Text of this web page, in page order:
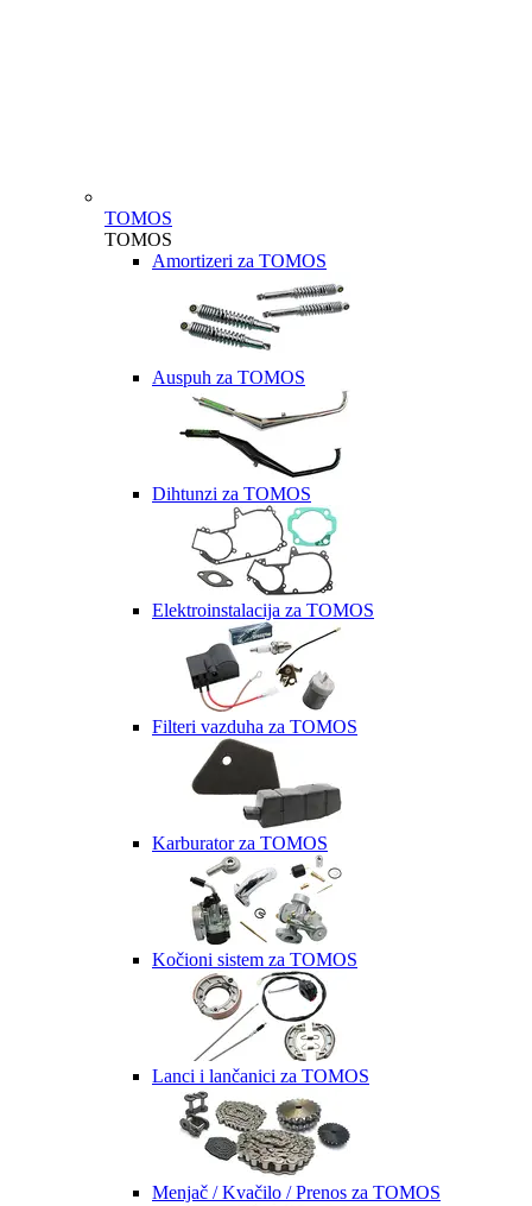
TOMOS
TOMOS
Amortizeri za TOMOS
Auspuh za TOMOS
Dihtunzi za TOMOS
Elektroinstalacija za TOMOS
Filteri vazduha za TOMOS
Karburator za TOMOS
Kočioni sistem za TOMOS
Lanci i lančanici za TOMOS
Menjač / Kvačilo / Prenos za TOMOS